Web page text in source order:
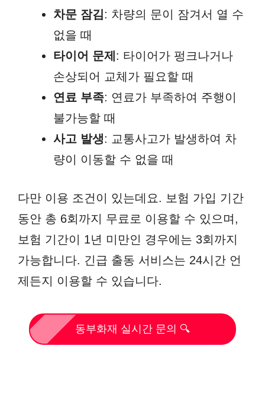
차문 잠김: 차량의 문이 잠겨서 열 수
없을 때
타이어 문제: 타이어가 펑크나거나
손상되어 교체가 필요할 때
연료 부족: 연료가 부족하여 주행이
불가능할 때
사고 발생: 교통사고가 발생하여 차
량이 이동할 수 없을 때
다만 이용 조건이 있는데요. 보험 가입 기간
동안 총 6회까지 무료로 이용할 수 있으며,
보험 기간이 1년 미만인 경우에는 3회까지
가능합니다. 긴급 출동 서비스는 24시간 언
제든지 이용할 수 있습니다.
동부화재 실시간 문의 🔍